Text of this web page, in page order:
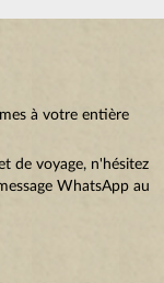
à votre entière
de voyage, n'hésitez
WhatsApp au